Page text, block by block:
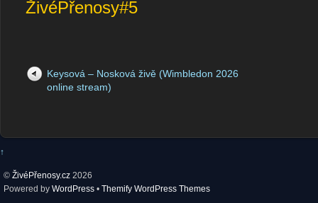
ŽivéPřenosy#5
Keysová – Nosková živě (Wimbledon 2026
online stream)
↑
© ŽivéPřenosy.cz 2026
Powered by WordPress • Themify WordPress Themes